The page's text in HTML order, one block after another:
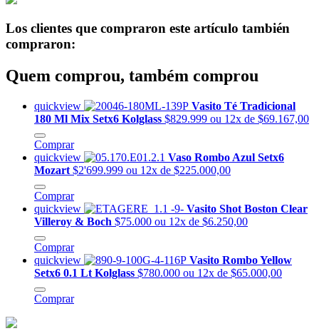
Los clientes que compraron este artículo también
compraron:
Quem comprou, também comprou
quickview
Vasito Té Tradicional
180 Ml Mix Setx6 Kolglass $829.999 ou 12x de $69.167,00
Comprar
quickview
Vaso Rombo Azul Setx6
Mozart $2'699.999 ou 12x de $225.000,00
Comprar
quickview
Vasito Shot Boston Clear
Villeroy & Boch $75.000 ou 12x de $6.250,00
Comprar
quickview
Vasito Rombo Yellow
Setx6 0.1 Lt Kolglass $780.000 ou 12x de $65.000,00
Comprar